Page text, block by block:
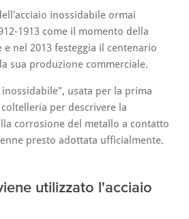
inossidabile ormai
1913 come il momento della
nel 2013 festeggia il centenario
sua produzione commerciale.
inossidabile", usata per la prima
per descrivere la
corrosione del metallo a contatto
presto adottata ufficialmente.
utilizzato l'acciaio